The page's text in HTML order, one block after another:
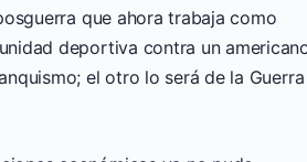
que ahora trabaja como
deportiva contra un
el otro lo será de la Guerra